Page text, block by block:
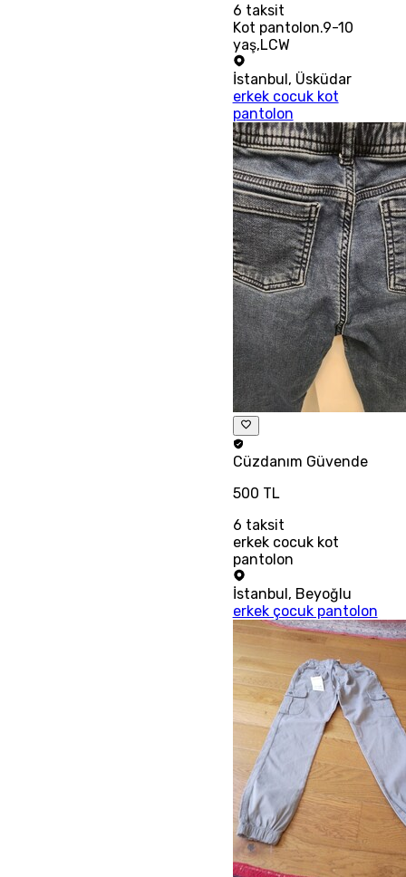
6 taksit
Kot pantolon.9-10
yaş,LCW
İstanbul, Üsküdar
erkek cocuk kot
pantolon
Cüzdanım Güvende
500 TL
6 taksit
erkek cocuk kot
pantolon
İstanbul , Beyoğlu
erkek çocuk pantolon